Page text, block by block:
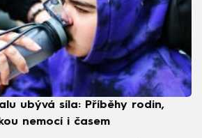
ubývá síla: Příběhy rodin,
nemocí i časem